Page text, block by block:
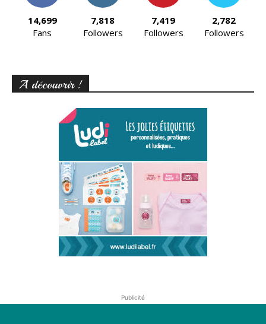
14,699
Fans
7,818
Followers
7,419
Followers
2,782
Followers
A découvrir !
Publicité